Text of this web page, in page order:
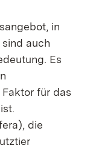
in
auch
Es
für das
die